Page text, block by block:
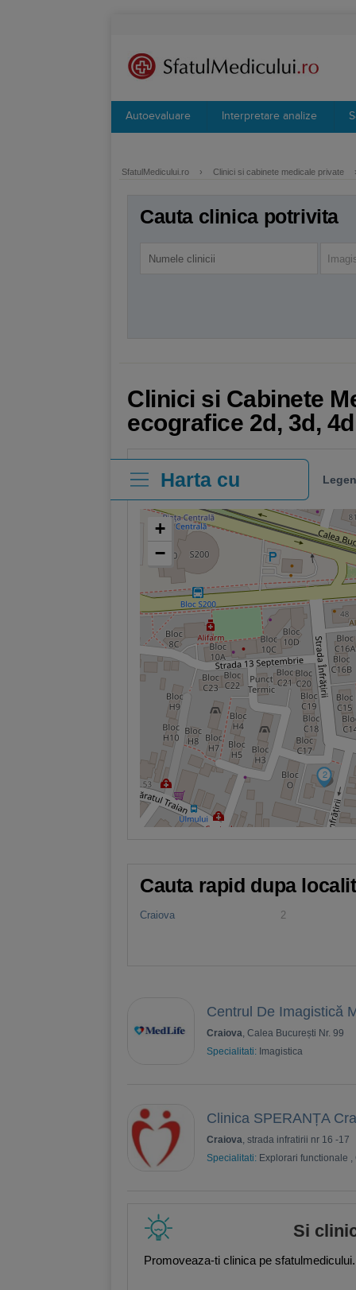
Autoevaluare Interpretare analize
SfatulMedicului.ro › Clinici si cabinete medicale private
Cauta clinica potrivita
Clinici si Cabinete
ecografice 2d, 3d,
Harta cu
clinici
2
+
−
Cauta rapid dupa
Craiova 2
Centrul De Imagistică
Craiova, Calea București Nr. 99
Specialitati: Imagistica
Clinica SPERANȚA
Craiova, strada infratirii nr 16 -17
Specialitati: Explorari functionale ,
Si
Promoveaza-ti clinica pe